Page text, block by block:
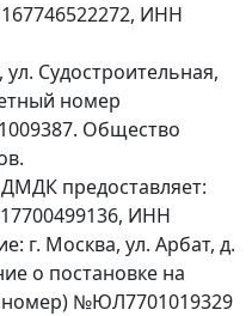
ИНН
Судостроительная,
номер
Общество
ДМДК предоставляет:
ИНН
г. Москва, ул. Арбат, д.
о постановке на
номер) №ЮЛ7701019329